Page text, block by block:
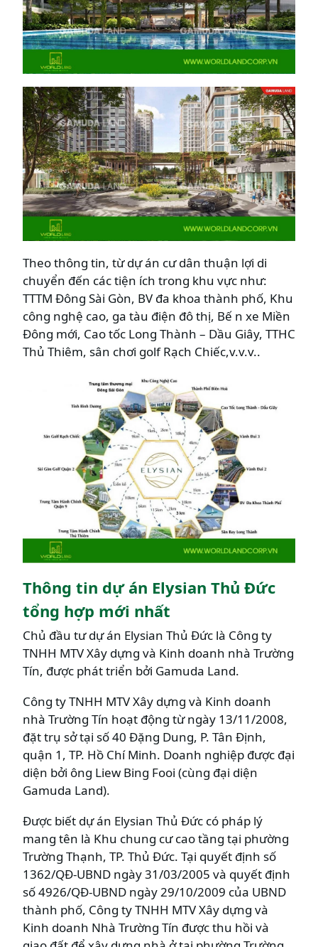
Theo thông tin, từ dự án cư dân thuận lợi di
chuyển đến các tiện ích trong khu vực như:
TTTM Đông Sài Gòn, BV đa khoa thành phố, Khu
công nghệ cao, ga tàu điện đô thị, Bế n xe Miền
Đông mới, Cao tốc Long Thành – Dầu Giây, TTHC
Thủ Thiêm, sân chơi golf Rạch Chiếc,v.v.v..
Thông tin dự án Elysian Thủ Đức
tổng hợp mới nhất
Chủ đầu tư dự án Elysian Thủ Đức là Công ty
TNHH MTV Xây dựng và Kinh doanh nhà Trường
Tín, được phát triển bởi Gamuda Land.
Công ty TNHH MTV Xây dựng và Kinh doanh
nhà Trường Tín hoạt động từ ngày 13/11/2008,
đặt trụ sở tại số 40 Đặng Dung, P. Tân Định,
quận 1, TP. Hồ Chí Minh. Doanh nghiệp được đại
diện bởi ông Liew Bing Fooi (cùng đại diện
Gamuda Land).
Được biết dự án Elysian Thủ Đức có pháp lý
mang tên là Khu chung cư cao tầng tại phường
Trường Thạnh, TP. Thủ Đức. Tại quyết định số
1362/QĐ-UBND ngày 31/03/2005 và quyết định
số 4926/QĐ-UBND ngày 29/10/2009 của UBND
thành phố, Công ty TNHH MTV Xây dựng và
Kinh doanh Nhà Trường Tín được thu hồi và